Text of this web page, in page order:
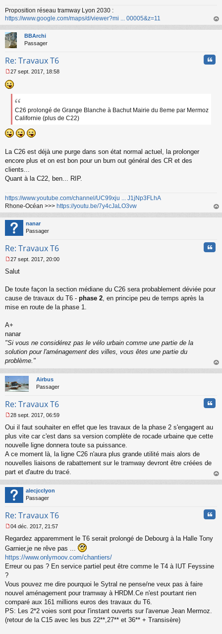
Proposition réseau tramway Lyon 2030 :
https://www.google.com/maps/d/viewer?mi ... 00005&z=11
au
BBArchi
Passager
Re: Travaux T6
e
n
o
l
u
27 sept. 2017, 18:58
C26 prolongé de Grange Blanche à Bachut Mairie du 8eme par Mermoz
Californie (plus de C22)
La C26 est déjà une purge dans son état normal actuel, la prolonger
encore plus et on est bon pour un burn out général des CR et des
clients...
Quant à la C22, ben... RIP.
https://www.youtube.com/channel/UC99xju ... J1jNp3FLhA
Rhone-Océan >>> https://youtu.be/7y4cJaLO3vw
au
nanar
Passager
Re: Travaux T6
e
s
g
e
o
n
l
u
27 sept. 2017, 20:00
Salut
De toute façon la section médiane du C26 sera probablement déviée pour
cause de travaux du T6 - phase 2, en principe peu de temps après la
mise en route de la phase 1.
A+
nanar
"Si vous ne considérez pas le vélo urbain comme une partie de la
solution pour l'aménagement des villes, vous êtes une partie du
problème."
au
Airbus
Passager
Re: Travaux T6
e
s
s
g
e
n
o
n
l
u
28 sept. 2017, 06:59
Oui il faut souhaiter en effet que les travaux de la phase 2 s'engagent au
plus vite car c'est dans sa version complète de rocade urbaine que cette
nouvelle ligne donnera toute sa puissance.
A ce moment là, la ligne C26 n'aura plus grande utilité mais alors de
nouvelles liaisons de rabattement sur le tramway devront être créées de
part et d'autre du tracé.
au
alecjcclyon
Passager
Re: Travaux T6
e
s
s
a
g
n
o
l
u
04 déc. 2017, 21:57
Regardez apparemment le T6 serait prolongé de Debourg à la Halle Tony
Garnier,je ne rêve pas ...
https://www.onlymoov.com/chantiers/
Erreur ou pas ? En service partiel peut être comme le T4 à IUT Feyssine
?
Vous pouvez me dire pourquoi le Sytral ne pense/ne veux pas à faire
nouvel aménagement pour tramway à HRDM.Ce n'est pourtant rien
comparé aux 161 millions euros des travaux du T6.
PS: Les 2*2 voies sont pour l'instant ouverts sur l'avenue Jean Mermoz.
(retour de la C15 avec les bus 22**,27** et 36** + Transisère)